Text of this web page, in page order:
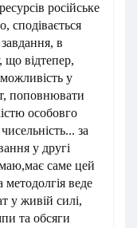
російське
сподівається
в
відтепер,
можливість у
поповнювати
особовго
за
у другі
саме цей
веде
у живій силі,
та обсяги